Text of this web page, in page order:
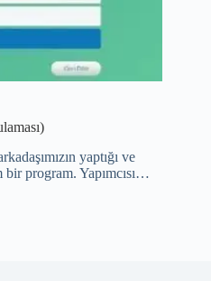
yaptığı ve
bir program. Yapımcısı…